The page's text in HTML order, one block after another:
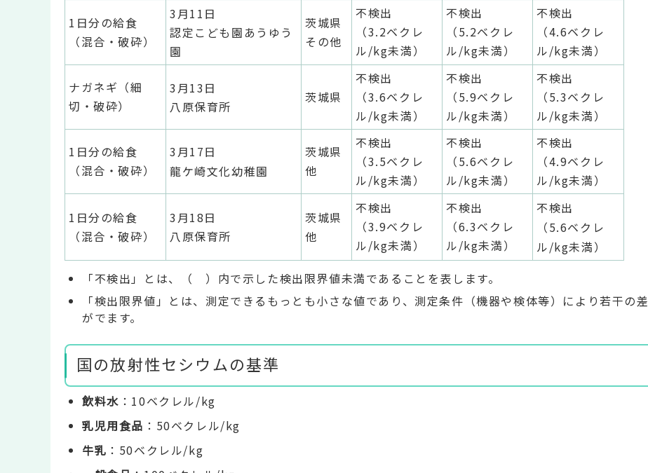
1日分の給食
（混合・破砕）
3月11日
認定こども園あうゆう
園
茨城県
その他
不検出
（3.2ベクレ
ル/kg未満）
不検出
（5.2ベクレ
ル/kg未満）
不検出
（4.6ベクレ
ル/kg未満）
ナガネギ（細
切・破砕）
3月13日
八原保育所
茨城県
不検出
（3.6ベクレ
ル/kg未満）
不検出
（5.9ベクレ
ル/kg未満）
不検出
（5.3ベクレ
ル/kg未満）
1日分の給食
（混合・破砕）
3月17日
龍ケ崎文化幼稚園
茨城県
他
不検出
（3.5ベクレ
ル/kg未満）
不検出
（5.6ベクレ
ル/kg未満）
不検出
（4.9ベクレ
ル/kg未満）
1日分の給食
（混合・破砕）
3月18日
八原保育所
茨城県
他
不検出
（3.9ベクレ
ル/kg未満）
不検出
（6.3ベクレ
ル/kg未満）
不検出
（5.6ベクレ
ル/kg未満）
「不検出」とは、（ ）内で示した検出限界値未満であることを表します。
「検出限界値」とは、測定できるもっとも小さな値であり、測定条件（機器や検体等）により若干の差
がでます。
国の放射性セシウムの基準
飲料水 ：10ベクレル/kg
乳児用食品 ：50ベクレル/kg
牛乳 ：50ベクレル/kg